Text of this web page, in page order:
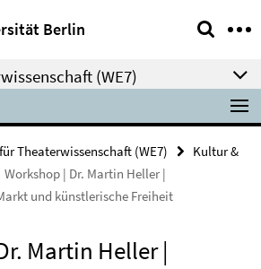
Berlin
(WE7)
Theaterwissenschaft (WE7)
Kultur &
Workshop | Dr. Martin Heller |
und künstlerische Freiheit
Martin Heller |